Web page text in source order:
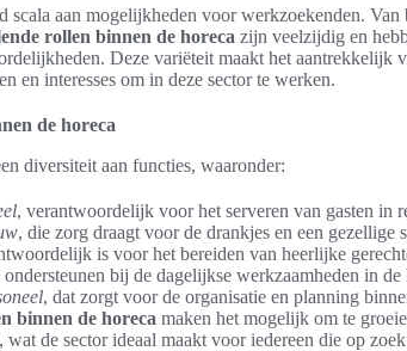
scala aan mogelijkheden voor werkzoekenden. Van
rollen binnen de horeca zijn veelzijdig en
Deze variëteit maakt het aantrekkelijk
en interesses om in deze sector te werken.
de horeca
diversiteit aan functies, waaronder:
, verantwoordelijk voor het serveren van gasten in
, die zorg draagt voor de drankjes en een gezellige
is voor het bereiden van heerlijke
ondersteunen bij de dagelijkse werkzaamheden in de
, dat zorgt voor de organisatie en planning
binnen de horeca maken het mogelijk om te
de sector ideaal maakt voor iedereen die op